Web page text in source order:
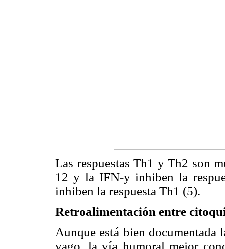
Las respuestas Th1 y Th2 son
12 y la IFN-y inhiben la
inhiben la respuesta Th1 (5).
Retroalimentación entre
Aunque está bien documentada